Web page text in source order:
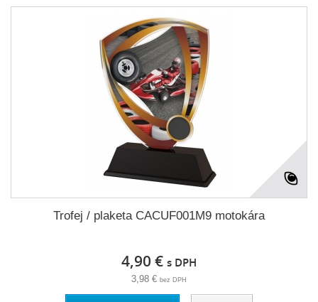
Trofej / plaketa CACUF001M9 motokára
4,90 € s DPH
3,98 € bez DPH